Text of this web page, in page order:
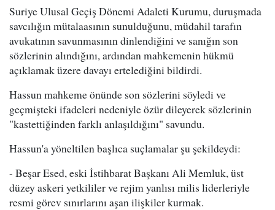
Suriye Ulusal Geçiş Dönemi Adaleti Kurumu, duruşmada
savcılığın mütalaasının sunulduğunu, müdahil tarafın
avukatının savunmasının dinlendiğini ve sanığın son
sözlerinin alındığını, ardından mahkemenin hükmü
açıklamak üzere davayı ertelediğini bildirdi.
Hassun mahkeme önünde son sözlerini söyledi ve
geçmişteki ifadeleri nedeniyle özür dileyerek sözlerinin
"kastettiğinden farklı anlaşıldığını" savundu.
Hassun'a yöneltilen başlıca suçlamalar şu şekildeydi:
- Beşar Esed, eski İstihbarat Başkanı Ali Memluk, üst
düzey askeri yetkililer ve rejim yanlısı milis liderleriyle
resmi görev sınırlarını aşan ilişkiler kurmak.